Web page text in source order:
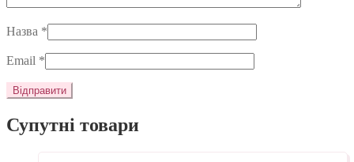
Назва *
Email *
Супутні товари